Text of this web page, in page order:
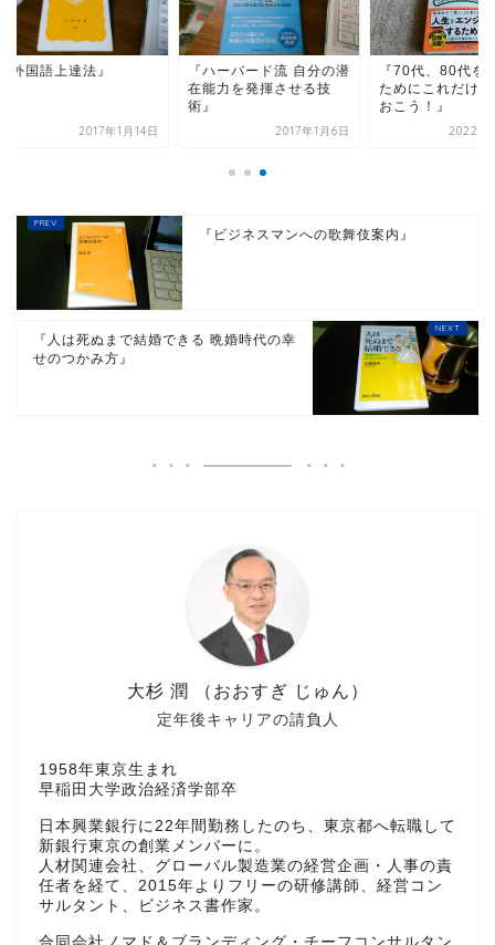
国語上達法』
2017年1月14日
『ハーバード流 自分の潜
在能力を発揮させる技
術』
2017年1月6日
『70代、80代を楽
ためにこれだけは知
おこう！』
2022年10
『ビジネスマンへの歌舞伎案内』
『人は死ぬまで結婚できる 晩婚時代の幸
せのつかみ方』
定年後キャリアの請負人
大杉 潤 （おおすぎ じゅん）
1958年東京生まれ
早稲田大学政治経済学部卒
日本興業銀行に22年間勤務したのち、東京都へ転職して
新銀行東京の創業メンバーに。
人材関連会社、グローバル製造業の経営企画・人事の責
任者を経て、2015年よりフリーの研修講師、経営コン
サルタント、ビジネス書作家。